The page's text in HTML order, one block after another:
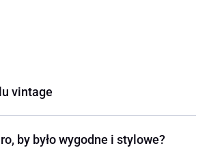
vintage
by było wygodne i stylowe?